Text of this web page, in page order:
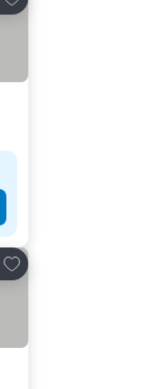
Adicionar aos favoritos